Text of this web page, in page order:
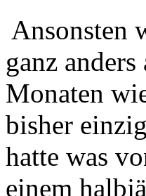
Ansonsten
ganz
Monaten
bisher
hatte was
einem